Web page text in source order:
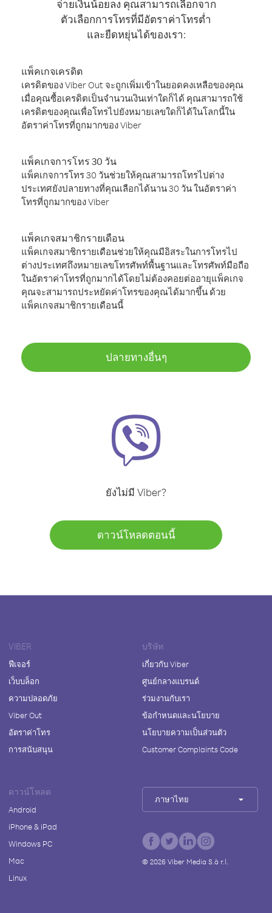
จ่ายเงินน้อยลง คุณสามารถเลือกจาก
ตัวเลือกการโทรที่มีอัตราค่าโทรต่ำ
และยืดหยุ่นได้ของเรา:
แพ็คเกจเครดิต
เครดิตของ Viber Out จะถูกเพิ่มเข้าในยอดคงเหลือของคุณ
เมื่อคุณซื้อเครดิตเป็นจำนวนเงินเท่าใดก็ได้ คุณสามารถใช้
เครดิตของคุณเพื่อโทรไปยังหมายเลขใดก็ได้ในโลกนี้ใน
อัตราค่าโทรที่ถูกมากของ Viber
แพ็คเกจการโทร 30 วัน
แพ็คเกจการโทร 30 วันช่วยให้คุณสามารถโทรไปต่าง
ประเทศยังปลายทางที่คุณเลือกได้นาน 30 วัน ในอัตราค่า
โทรที่ถูกมากของ Viber
แพ็คเกจสมาชิกรายเดือน
แพ็คเกจสมาชิกรายเดือนช่วยให้คุณมีอิสระในการโทรไป
ต่างประเทศถึงหมายเลขโทรศัพท์พื้นฐานและโทรศัพท์มือถือ
ในอัตราค่าโทรที่ถูกมากได้โดยไม่ต้องคอยต่ออายุแพ็คเกจ
คุณจะสามารถประหยัดค่าโทรของคุณได้มากขึ้น ด้วย
แพ็คเกจสมาชิกรายเดือนนี้
ปลายทางอื่นๆ
ยังไม่มี Viber?
ดาวน์โหลดตอนนี้
VIBER
ฟีเจอร์
เว็บบล็อก
ความปลอดภัย
Viber Out
อัตราค่าโทร
การสนับสนุน
บริษัท
เกี่ยวกับ Viber
ศูนย์กลางแบรนด์
ร่วมงานกับเรา
ข้อกำหนดและนโยบาย
นโยบายความเป็นส่วนตัว
Customer Complaints Code
ดาวน์โหลด
Android
iPhone & iPad
Windows PC
Mac
Linux
ภาษาไทย
© 2026Viber Media S.à r.l.